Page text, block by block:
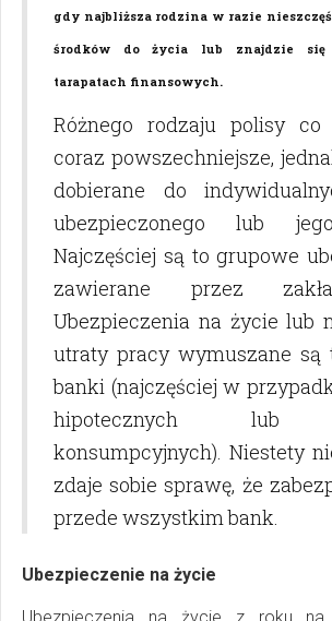
gdy najbliższa rodzina w razie
środków do życia lub znajdzie się
tarapatach finansowych.
Różnego rodzaju polisy
coraz powszechniejsze,
dobierane do
ubezpieczonego lub
Najczęściej są to grupowe
zawierane przez
Ubezpieczenia na życie lub
utraty pracy wymuszane są
banki (najczęściej w
hipotecznych lub
konsumpcyjnych). Niestety
zdaje sobie sprawę, że
przede wszystkim bank.
Ubezpieczenie na życie